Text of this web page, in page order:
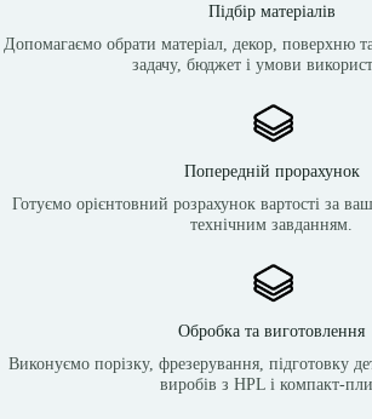
Підбір матеріалів
Допомагаємо обрати матеріал, декор, поверхню
задачу, бюджет і умови
Попередній прорахунок
Готуємо орієнтовний розрахунок вартості за
технічним завданням.
Обробка та виготовлення
Виконуємо порізку, фрезерування, підготовку
виробів з HPL і компакт-